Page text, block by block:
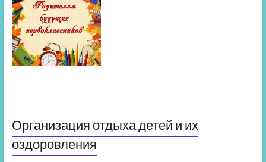
Организация отдыха детей и их
оздоровления